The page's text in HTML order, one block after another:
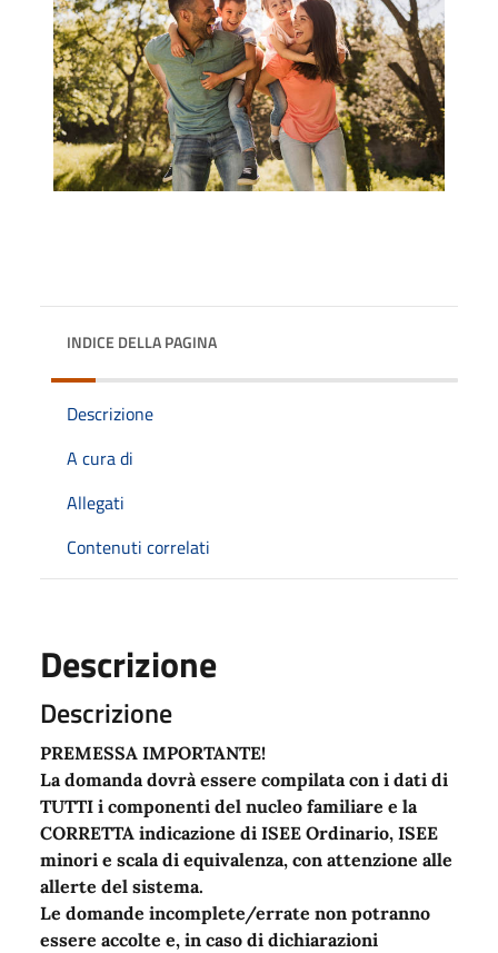
INDICE DELLA PAGINA
Descrizione
A cura di
Allegati
Contenuti correlati
Descrizione
Descrizione
PREMESSA IMPORTANTE!
La domanda dovrà essere compilata con i dati di
TUTTI i componenti del nucleo familiare e la
CORRETTA indicazione di ISEE Ordinario, ISEE
minori e scala di equivalenza, con attenzione alle
allerte del sistema.
Le domande incomplete/errate non potranno
essere accolte e, in caso di dichiarazioni